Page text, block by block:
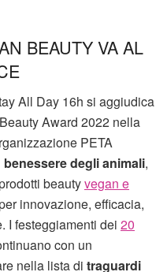
BEAUTY VA AL
All Day 16h si aggiudica
Award 2022 nella
PETA
benessere degli animali,
beautyvegan e
innovazione, efficacia,
I festeggiamenti dei 20
con un
nella lista di traguardi